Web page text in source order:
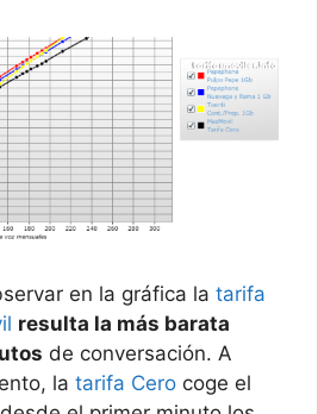
en la gráfica la tarifa
resulta la más barata
de conversación. A
la tarifa Cero coge el